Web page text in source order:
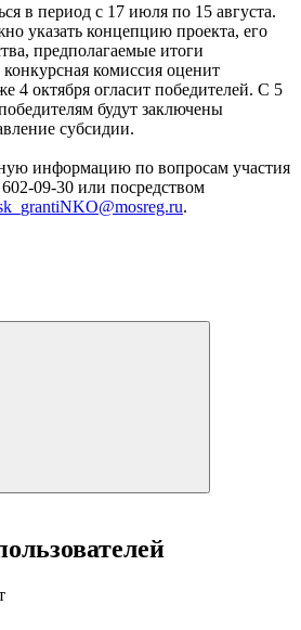
в период с 17 июля по 15 августа.
указать концепцию проекта, его
предполагаемые итоги
комиссия оценит
4 октября огласит победителей. С 5
будут заключены
субсидии.
информацию по вопросам участия
09-30 или посредством
.